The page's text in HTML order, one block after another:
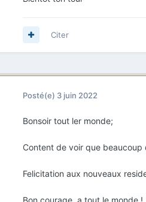
Envoi de passeport : xx/xx/
Citer
Posté(e) 3 juin 2022
Bonsoir tout ler monde;
Content de voir que
Felicitation aux nouveaux